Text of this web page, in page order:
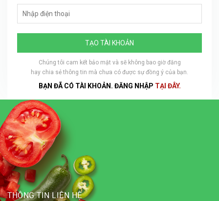
TẠO TÀI KHOẢN
Chúng tôi cam kết bảo mật và sẽ không bao giờ đăng
hay chia sẻ thông tin mà chưa có được sự đồng ý của bạn.
BẠN ĐÃ CÓ TÀI KHOẢN. ĐĂNG NHẬP TẠI ĐÂY.
THÔNG TIN LIÊN HỆ